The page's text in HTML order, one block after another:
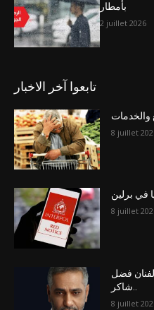
بأمطار
2 juillet 2026
تابعوا آخر الاخبار
والخدمات
8 juillet
في برلين
8 juillet
فضل
8 juillet